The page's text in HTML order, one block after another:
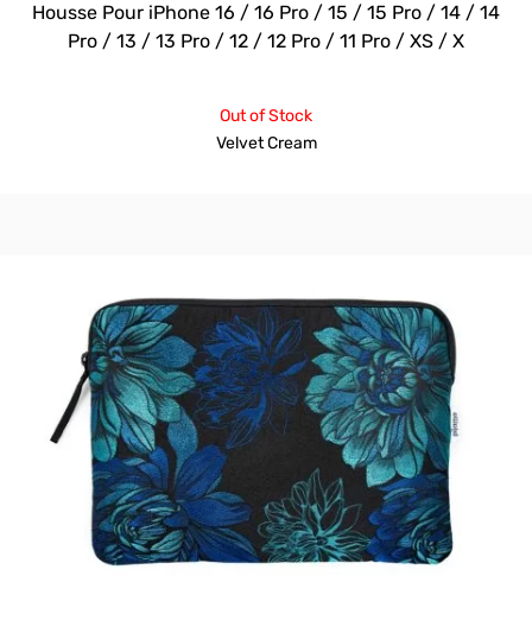
Housse Pour iPhone 16 / 16 Pro / 15 / 15 Pro / 14 / 14
Pro / 13 / 13 Pro / 12 / 12 Pro / 11 Pro / XS / X
Out of Stock
Velvet Cream